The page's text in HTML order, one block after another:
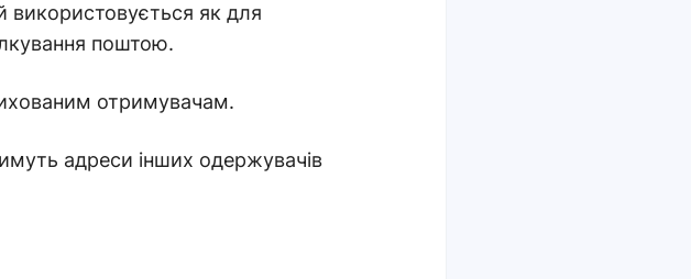
використовується як для
поштою.
отримувачам.
адреси інших одержувачів